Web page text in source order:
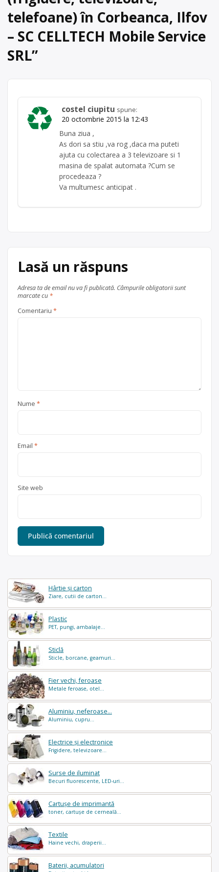
Hârtie și carton
Ziare, cutii de carton...
Plastic
PET, pungi, ambalaje...
Sticlă
Sticle, borcane, geamuri...
Fier vechi, feroase
Metale feroase, otel...
Aluminiu, neferoase...
Aluminiu, cupru...
Electrice și electronice
Frigidere, televizoare...
Surse de iluminat
Becuri fluorescente, LED-uri...
Cartușe de imprimantă
toner, cartușe de cerneală...
Textile
Haine vechi, draperii...
Baterii, acumulatori
Centru de colectare
electrocasnice (DEEE)
, în
Găneasa
Ilfov + București
județul Ilfov
telefoane) în Corbeanca, Ilfov
– SC CELLTECH Mobile Service
SRL”
costel ciupitu spune:
20 octombrie 2015 la 12:43
Buna ziua ,
As dori sa stiu ,va rog ,daca ma puteti
ajuta cu colectarea a 3 televizoare si 1
masina de spalat automata ?Cum se
procedeaza ?
Va multumesc anticipat .
Lasă un răspuns
Adresa ta de email nu va fi publicată. Câmpurile obligatorii sunt
marcate cu *
Comentariu *
Nume *
Email *
Site web